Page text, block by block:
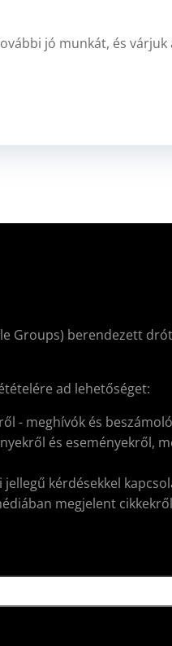
jó munkát, és
Groups) berendezett
ad lehetőséget:
- meghívók és
és eseményekről,
kérdésekkel
megjelent